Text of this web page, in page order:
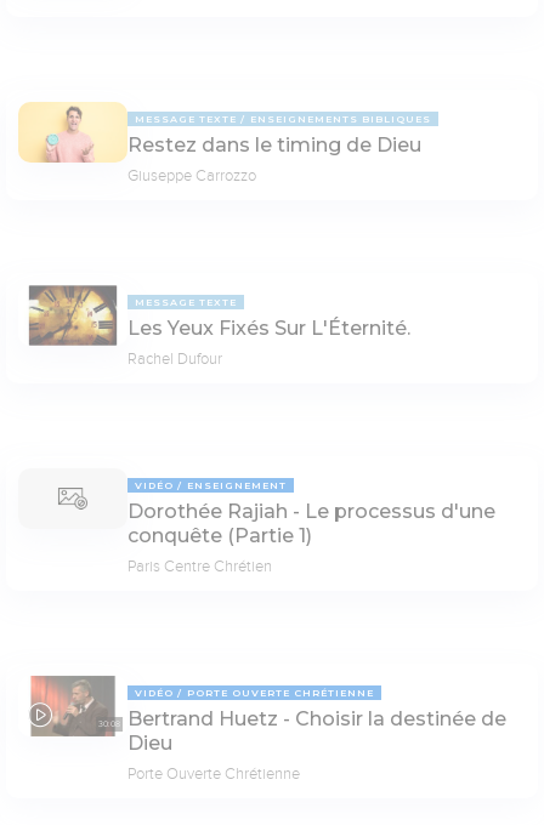
MESSAGE TEXTE ENSEIGNEMENTS BIBLIQUES
Restez dans le timing de Dieu
Giuseppe Carrozzo
MESSAGE TEXTE
Les Yeux Fixés Sur L'Éternité.
Rachel Dufour
VIDÉO ENSEIGNEMENT
Dorothée Rajiah - Le processus d'une
conquête (Partie 1)
Paris Centre Chrétien
30:08
VIDÉO PORTE OUVERTE CHRÉTIENNE
Bertrand Huetz - Choisir la destinée de
Dieu
Porte Ouverte Chrétienne